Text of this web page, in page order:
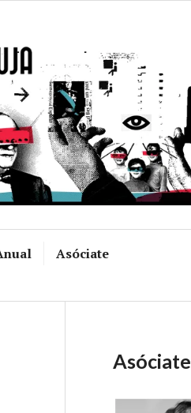
Asóciate
Asóciate